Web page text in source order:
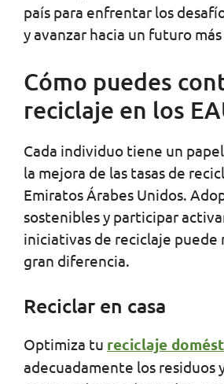
país para enfrentar los
y avanzar hacia un futuro
Cómo puedes
reciclaje en los
Cada individuo tiene un
la mejora de las tasas de
Emiratos Árabes Unidos.
sostenibles y participar
iniciativas de reciclaje puede
gran diferencia.
Reciclar en casa
Optimiza tu reciclaje
adecuadamente los residuos